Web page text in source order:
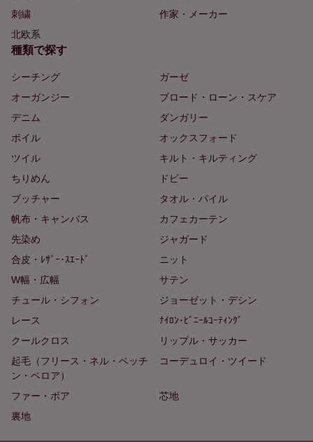
刺繍
作家・メーカー
北欧系
種類で探す
シーチング
ガーゼ
オーガンジー
ブロード・ローン・スケア
デニム
ダンガリー
ボイル
オックスフォード
ツイル
キルト・キルティング
ちりめん
ドビー
ブッチャー
タオル・パイル
帆布・キャンバス
カフェカーテン
先染め
ジャガード
合皮・ﾚｻﾞｰ･ｽｴｰﾄﾞ
ニット
W幅・広幅
サテン
チュール・シフォン
ジョーゼット・デシン
レース
ﾅｲﾛﾝ･ﾋﾞﾆｰﾙｺｰﾃｨﾝｸﾞ
クールクロス
リップル・サッカー
起毛（フリース・ネル・ベッチ
ン・ベロア）
コーデュロイ・ツイード
ファー・ボア
芯地
裏地